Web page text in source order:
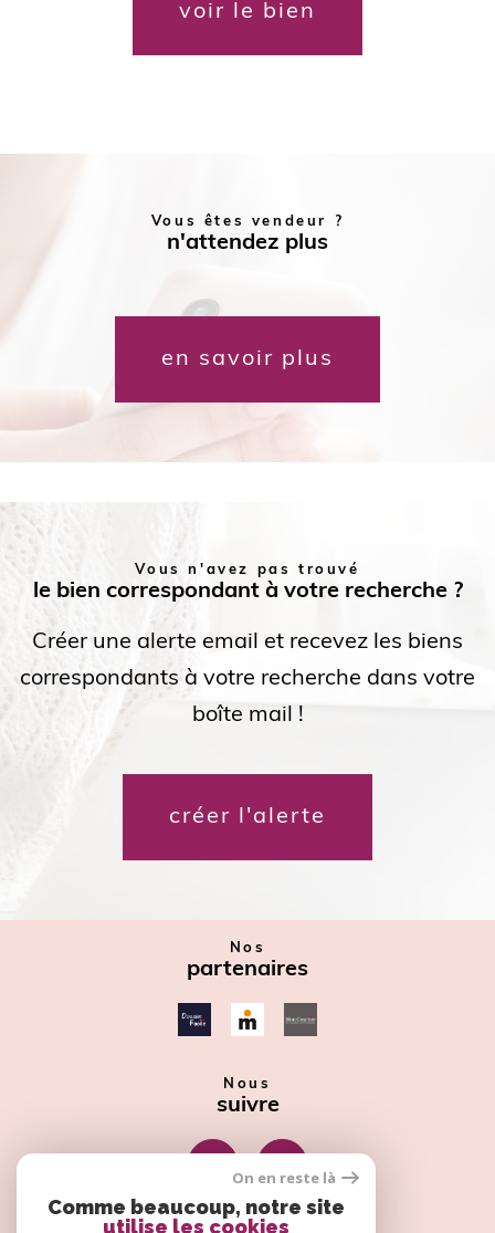
voir le bien
Vous êtes vendeur ?
n'attendez plus
en savoir plus
Vous n'avez pas trouvé
le bien correspondant à votre recherche ?
Créer une alerte email et recevez les biens
correspondants à votre recherche dans votre
boîte mail !
créer l'alerte
Nos
partenaires
Nous
suivre
On en reste là
Comme beaucoup, notre site
utilise les cookies